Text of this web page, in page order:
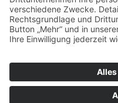
Eisenbahn-Webkatalog.de
Flix.de
Promada.de